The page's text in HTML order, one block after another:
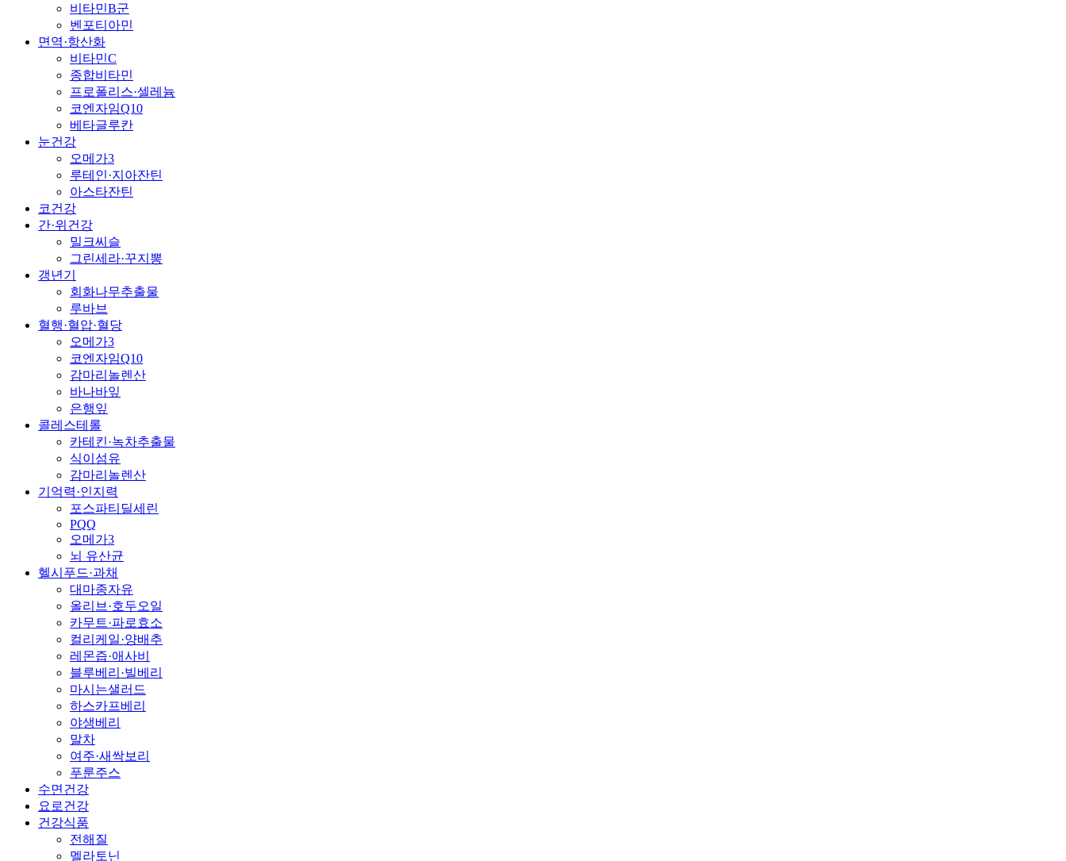
비타민B군
벤포티아민
면역·항산화
비타민C
종합비타민
프로폴리스·셀레늄
코엔자임Q10
베타글루칸
눈건강
오메가3
루테인·지아잔틴
아스타잔틴
코건강
간·위건강
밀크씨슬
그린세라·꾸지뽕
갱년기
회화나무추출물
루바브
혈행·혈압·혈당
오메가3
코엔자임Q10
감마리놀렌산
바나바잎
은행잎
콜레스테롤
카테킨·녹차추출물
식이섬유
감마리놀렌산
기억력·인지력
포스파티딜세린
PQQ
오메가3
뇌 유산균
헬시푸드·과채
대마종자유
올리브·호두오일
카무트·파로효소
컬리케일·양배추
레몬즙·애사비
블루베리·빌베리
마시는샐러드
하스카프베리
야생베리
말차
여주·새싹보리
푸룬주스
수면건강
요로건강
건강식품
전해질
멜라토닌